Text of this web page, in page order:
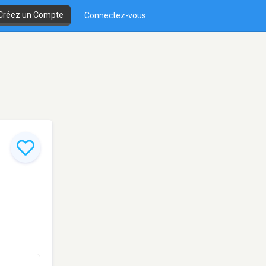
un Compte Connectez-vous